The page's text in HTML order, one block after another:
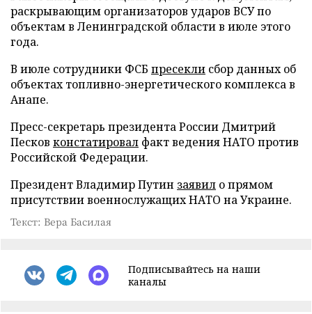
раскрывающим организаторов ударов ВСУ по
объектам в Ленинградской области в июле этого
года.
В июле сотрудники ФСБ пресекли сбор данных об
объектах топливно-энергетического комплекса в
Анапе.
Пресс-секретарь президента России Дмитрий
Песков констатировал факт ведения НАТО против
Российской Федерации.
Президент Владимир Путин заявил о прямом
присутствии военнослужащих НАТО на Украине.
Текст: Вера Басилая
Подписывайтесь на наши
каналы